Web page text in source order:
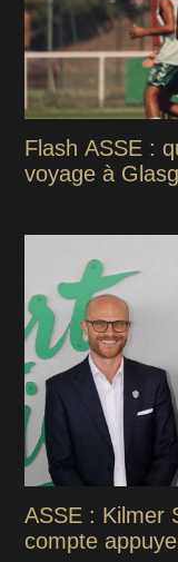
Flash ASSE :
voyage à
ASSE : Kilmer
compte